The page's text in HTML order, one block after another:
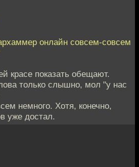
онлайн совсем-совсем
красе показать обещают.
только слышно, мол "у нас
немного. Хотя, конечно,
уже достал.